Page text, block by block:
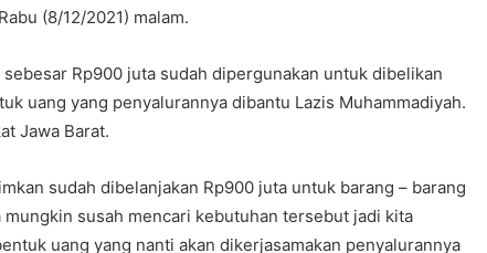
(8/12/2021) malam.
Rp900 juta sudah dipergunakan untuk dibelikan
uang yang penyalurannya dibantu Lazis Muhammadiyah.
Jawa Barat.
sudah dibelanjakan Rp900 juta untuk barang – barang
susah mencari kebutuhan tersebut jadi kita
uang yang nanti akan dikerjasamakan penyalurannya